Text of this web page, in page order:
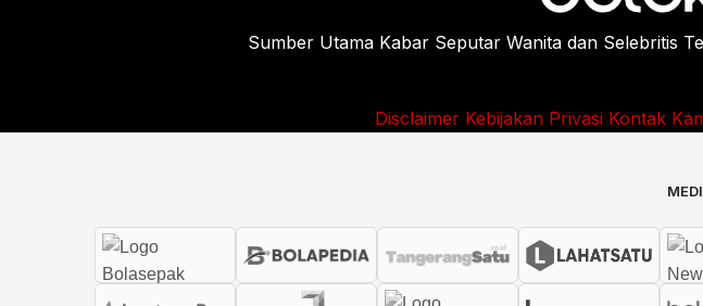
Sumber Utama Kabar Seputar Wanita dan Selebritis
Disclaimer Kebijakan Privasi Kontak